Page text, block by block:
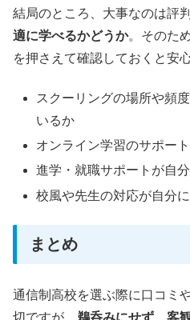
結局のところ、大事なのは評
適に学べるかどうか。そのた
を押さえて確認しておくと安心
スクーリングの場所や頻
いるか
オンライン学習のサポー
進学・就職サポートが自
校風や先生の対応が自分
まとめ
通信制高校を選ぶ際に口コミ